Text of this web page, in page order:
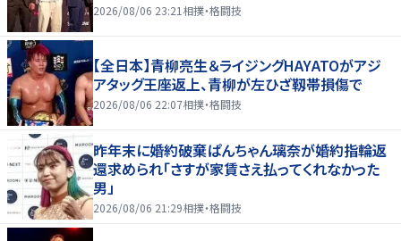
2026/08/06 23:21 相撲・格闘技
【全日本】青柳亮生＆ライジングHAYATOがアジ
アタッグ王座返上、青柳が左ひざ靱帯損傷で
2026/08/06 22:07相撲・格闘技
昨年末に婚約破棄ぱんちゃん璃奈が婚約指輪返
還求められ「さすが家賃さえ払ってくれなかった
男」
2026/08/06 21:29相撲・格闘技